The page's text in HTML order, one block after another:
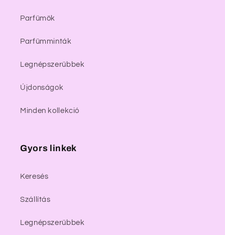
Parfümök
Parfümminták
Legnépszerűbbek
Újdonságok
Minden kollekció
Gyors linkek
Keresés
Szállítás
Legnépszerűbbek